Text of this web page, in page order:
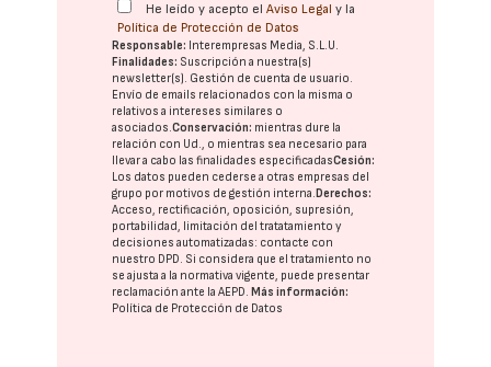
He leído y acepto elAviso Legal y la
Política de Protección de Datos
Responsable: Interempresas Media, S.L.U.
Finalidades: Suscripción a nuestra(s)
newsletter(s). Gestión de cuenta de usuario.
Envío de emails relacionados con la misma o
relativos a intereses similares o
asociados.Conservación: mientras dure la
relación con Ud., o mientras sea necesario para
llevar a cabo las finalidades especificadasCesión:
Los datos pueden cederse a otras empresas del
grupo por motivos de gestión interna.Derechos:
Acceso, rectificación, oposición, supresión,
portabilidad, limitación del tratatamiento y
decisiones automatizadas: contacte con
nuestro DPD. Si considera que el tratamiento no
se ajusta a la normativa vigente, puede presentar
reclamación ante laAEPD.Más información:
Política de Protección de Datos